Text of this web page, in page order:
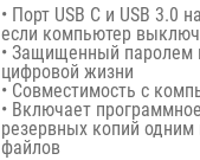
• Порт USB C и USB 3.0
если компьютер
• Защищенный паролем
цифровой жизни
• Совместимость с
• Включает
резервных копий
файлов